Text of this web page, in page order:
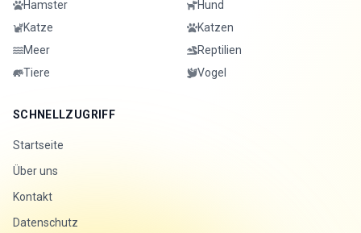
Hamster
Hund
Katze
Katzen
Meer
Reptilien
Tiere
Vogel
SCHNELLZUGRIFF
Startseite
Über uns
Kontakt
Datenschutz